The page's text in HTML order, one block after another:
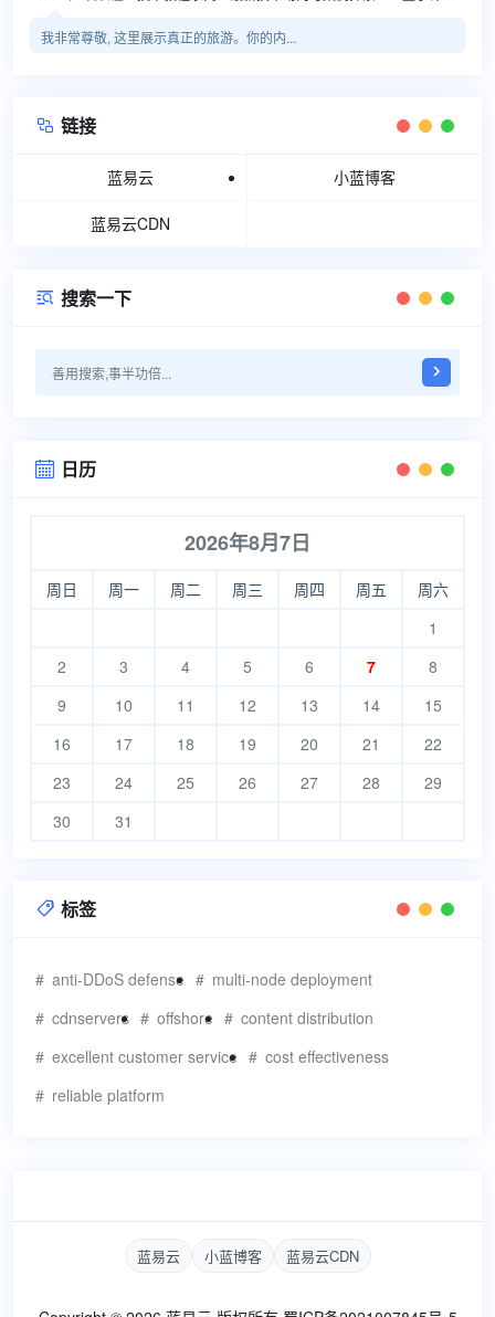
我非常尊敬, 这里展示真正的旅游。你的内...
 链接
蓝易云 小蓝博客
蓝易云CDN
 搜索一下
 日历
2026年8月7日
周日 周一 周二 周三 周四 周五
周六
1
2
3 4 5 6 7
8
9
10 11 12 13 14
15
16
17 18 19 20 21
22
23
24 25 26 27 28
29
30
31
 标签
anti-DDoS defense
multi-node deployment
cdnservers
offshore
content distribution
excellent customer service
cost effectiveness
reliable platform
蓝易云 小蓝博客 蓝易云CDN